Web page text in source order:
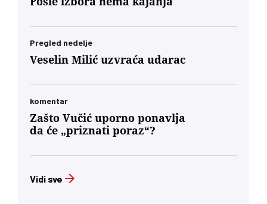
Pregled nedelje
Veselin Milić uzvraća udarac
komentar
Zašto Vučić uporno ponavlja
da će „priznati poraz“?
Vidi sve